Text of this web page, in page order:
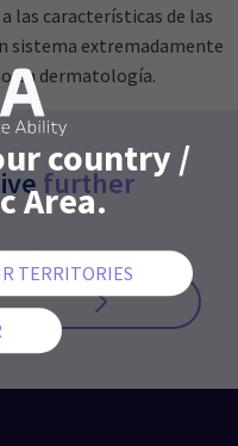
las características de las
sistema extremadamente
en dermatología.
further
country /
Area.